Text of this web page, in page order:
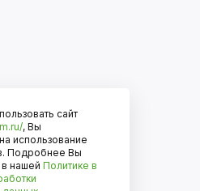
сайт
, Вы
использование
Подробнее Вы
нашей Политике в